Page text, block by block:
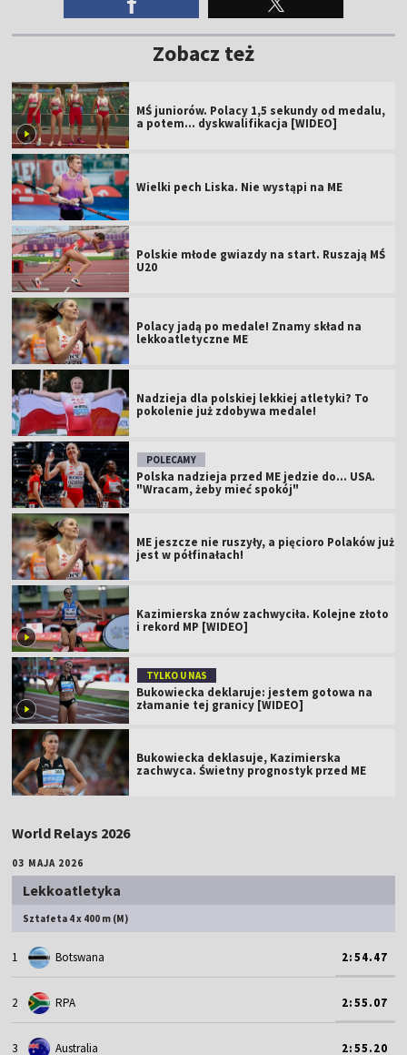
Zobacz też
MŚ juniorów. Polacy 1,5 sekundy od medalu,
a potem... dyskwalifikacja [WIDEO]
Wielki pech Liska. Nie wystąpi na ME
Polskie młode gwiazdy na start. Ruszają MŚ
U20
Polacy jadą po medale! Znamy skład na
lekkoatletyczne ME
Nadzieja dla polskiej lekkiej atletyki? To
pokolenie już zdobywa medale!
POLECAMY
Polska nadzieja przed ME jedzie do... USA.
"Wracam, żeby mieć spokój"
ME jeszcze nie ruszyły, a pięcioro Polaków już
jest w półfinałach!
Kazimierska znów zachwyciła. Kolejne złoto
i rekord MP [WIDEO]
TYLKO U NAS
Bukowiecka deklaruje: jestem gotowa na
złamanie tej granicy [WIDEO]
Bukowiecka deklasuje, Kazimierska
zachwyca. Świetny prognostyk przed ME
World Relays 2026
03 MAJA 2026
Lekkoatletyka
Sztafeta 4 x 400 m (M)
1 Botswana 2:54.47
2 RPA 2:55.07
3 Australia 2:55.20